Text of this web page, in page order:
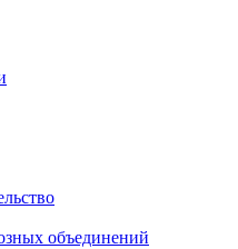
объединений